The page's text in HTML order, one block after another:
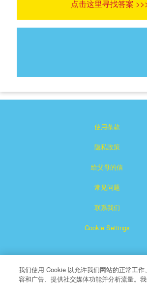
点击这里寻找答案
使用条款
隐私政策
给父母的信
常见问题
联系我们
Cookie Settings
我们使用 Cookie 以允许我们网站的正常工作
容和广告、提供社交媒体功能并分析流量。